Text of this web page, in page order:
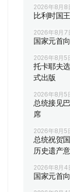
2026年8月8
比利时国
2026年8月7
国家元首
2026年8月5
托卡耶夫
式出版
2026年8月5
总统接见
席
2026年8月5
总统祝贺
历史遗产
2026年8月4
国家元首